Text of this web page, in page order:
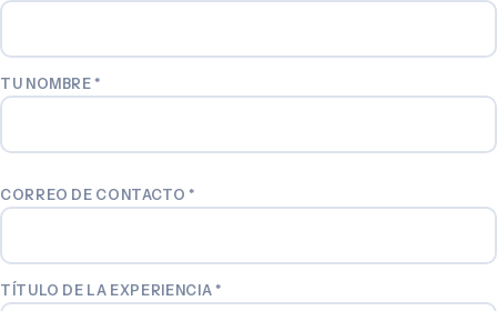
TU NOMBRE*
CORREO DE CONTACTO*
TÍTULO DE LA EXPERIENCIA *